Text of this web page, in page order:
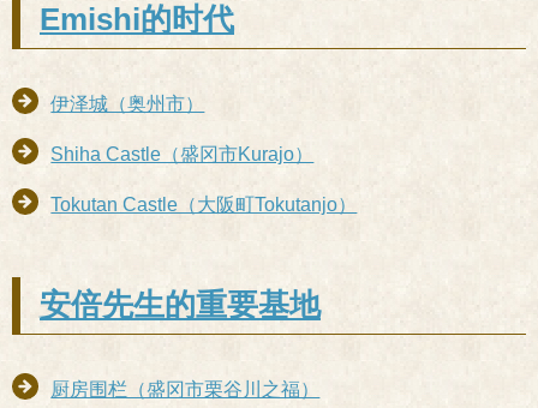
Emishi的时代
伊泽城（奥州市）
Shiha Castle（盛冈市Kurajo）
Tokutan Castle（大阪町Tokutanjo）
安倍先生的重要基地
厨房围栏（盛冈市栗谷川之福）